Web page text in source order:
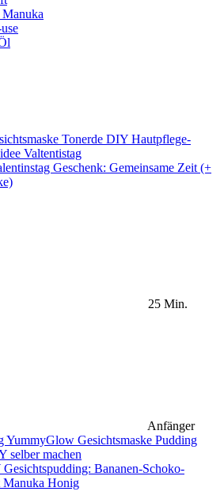
Geschenk: Gemeinsame Zeit (+
25 Min.
Anfänger
Bananen-Schoko-
Manuka Honig